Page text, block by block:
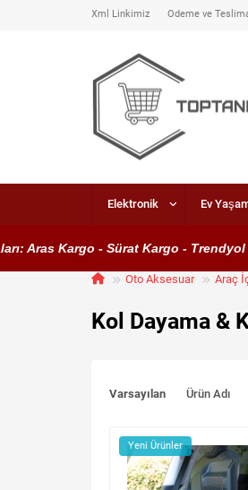
Xml Linkimiz Ödeme ve
Elektronik Ev
Kargo - Sürat Kargo - Trendyol
Oto Aksesuar Araç
Kol Dayama &
Varsayılan Ürün Adı
Yeni Ürünler